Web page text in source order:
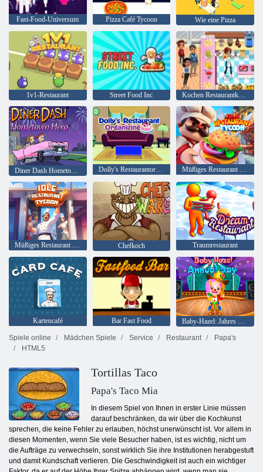
Fast-Food-Universum Pizza Café Tycoon Wie eine Pizza
1v1-Restaurant Street Food Inc Kochen Restaurantküche
Dolly's Restaurantorganisation Müßiges Restaurant Tycoon
Müßiges Restaurant Tycoon Chefkoch Traumrestaurant
Kartencafé Bar Fast Food
Baby-Hazel: Jahres Tag in der Schule
Spiele online
Mädchen Spiele Service Restaurant
Papa's
HTML5
Tortillas Taco
Papa's Taco Mia
In diesem Spiel von Ihnen in erster Linie müssen
darauf beschränken, da wir über die Kochkunst
sprechen, die keine Fehler zu erlauben, höchst unerwünscht ist. Vor allem in
diesen Momenten, wenn Sie viele Besucher haben, ist es wichtig, nicht um
die Aufträge zu verwechseln, sonst wirklich Sie ihre Institutionen herabgestuft
und damit Kundschaft verlieren. Die Geschwindigkeit ist auch ein wichtiger